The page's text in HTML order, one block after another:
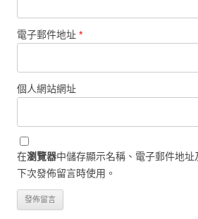
電子郵件地址 *
個人網站網址
在瀏覽器中儲存顯示名稱、電子郵件地
下次發佈留言時使用。